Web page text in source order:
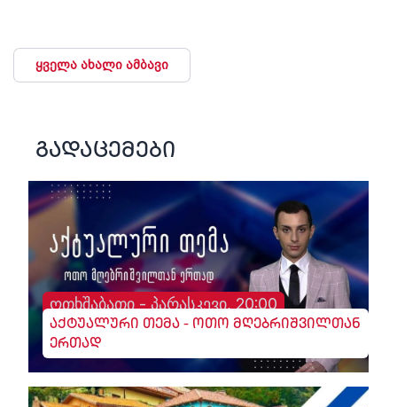
ყველა ახალი ამბავი
გადაცემები
ოთხშაბათი - პარასკევი, 20:00
აქტუალური თემა - ოთო მღებრიშვილთან
ერთად